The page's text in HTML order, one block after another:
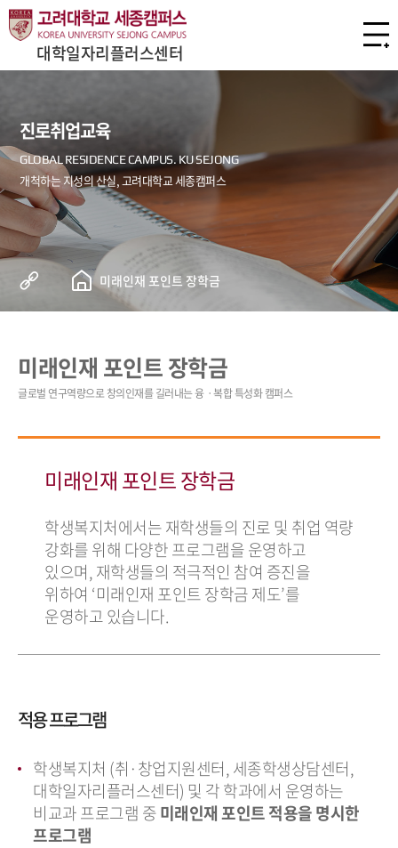
대학일자리플러스센터
진로취업교육
미래인재 포인트 장학금
미래인재 포인트 장학금
미래인재 포인트 장학금
학생복지처에서는 재학생들의 진로 및 취업 역량
강화를 위해 다양한 프로그램을 운영하고
있으며, 재학생들의 적극적인 참여 증진을
위하여 ‘미래인재 포인트 장학금 제도’를
운영하고 있습니다.
적용 프로그램
학생복지처 (취·창업지원센터, 세종학생상담센터,
대학일자리플러스센터) 및 각 학과에서 운영하는
비교과 프로그램 중미래인재 포인트 적용을 명시한
프로그램